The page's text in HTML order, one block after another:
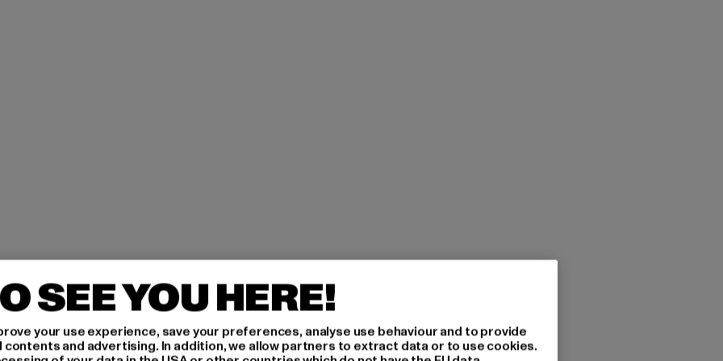
SEE YOU HERE!
your use experience, save your preferences, analyse use behaviour and to provide
and advertising. In addition, we allow partners to extract data or to use cookies.